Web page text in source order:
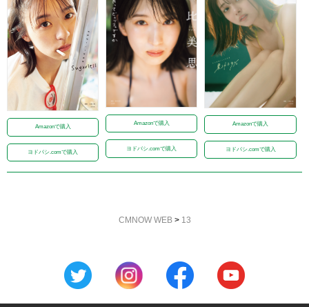
Amazonで購入
ヨドバシ.comで購入
Amazonで購入
ヨドバシ.comで購入
Amazonで購入
ヨドバシ.comで購入
CMNOW WEB> 13